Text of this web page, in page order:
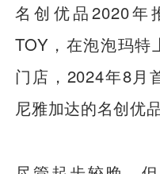
名创优品2020年
TOY，在泡泡玛特
门店，2024年8月
尼雅加达的名创优